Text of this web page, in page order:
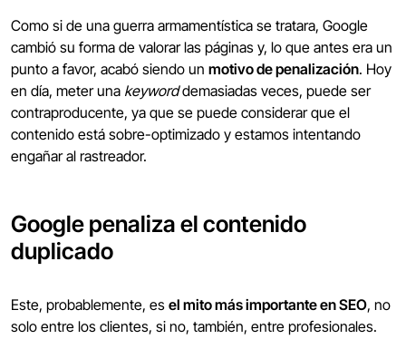
Como si de una guerra armamentística se tratara, Google
cambió su forma de valorar las páginas y, lo que antes era un
punto a favor, acabó siendo un motivo de penalización. Hoy
en día, meter una keyworddemasiadas veces, puede ser
contraproducente, ya que se puede considerar que el
contenido está sobre-optimizado y estamos intentando
engañar al rastreador.
Google penaliza el contenido
duplicado
Este, probablemente, es el mito más importante en SEO, no
solo entre los clientes, si no, también, entre profesionales.